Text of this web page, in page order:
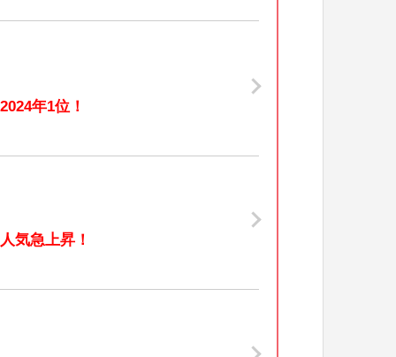
2024年1位！
人気急上昇！